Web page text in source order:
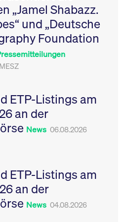
„Jamel Shabazz.
und „Deutsche
Foundation
ETP-Listings am
an der
News 06.08.2026
ETP-Listings am
an der
News 04.08.2026
Leistung der Website
zu messen. Es handelt
sich um ein Muster-
Cookie, bei dem auf
das Präfix _pk_ses
eine kurze Reihe von
YouTube
.youtube.com
6
Monate
Dieses Cookie dient
Speicherung der
Einwilligungs- und
des Nutzers für ihre
Interaktion mit der
Sitzungen geehrt